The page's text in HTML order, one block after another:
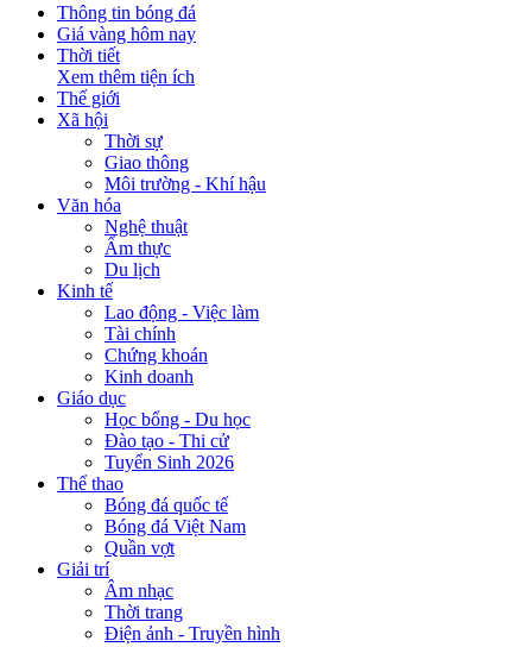
Thông tin bóng đá
Giá vàng hôm nay
Thời tiết
Xem thêm tiện ích
Thế giới
Xã hội
Thời sự
Giao thông
Môi trường - Khí hậu
Văn hóa
Nghệ thuật
Ẩm thực
Du lịch
Kinh tế
Lao động - Việc làm
Tài chính
Chứng khoán
Kinh doanh
Giáo dục
Học bổng - Du học
Đào tạo - Thi cử
Tuyển Sinh 2026
Thể thao
Bóng đá quốc tế
Bóng đá Việt Nam
Quần vợt
Giải trí
Âm nhạc
Thời trang
Điện ảnh - Truyền hình